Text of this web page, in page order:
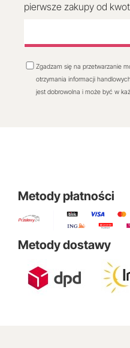
pierwsze zakupy od
Zgadzam się na przetwarzanie
otrzymania informacji
jest dobrowolna i może być w
Metody płatności
Metody dostawy